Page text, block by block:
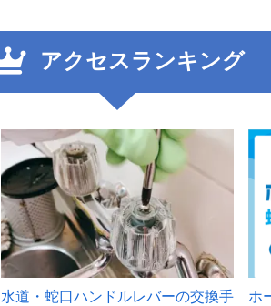
アクセスランキング
2
水道・蛇口ハンドルレバーの交換手
ホ